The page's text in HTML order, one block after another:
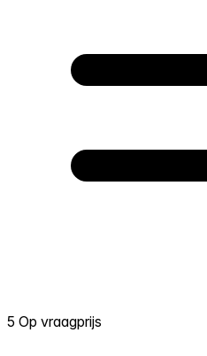
5 Op vraagprijs